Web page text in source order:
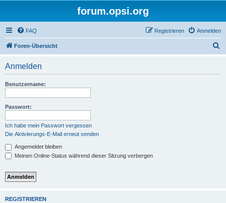
forum.opsi.org
FAQ Anmelden
Registrieren
Foren-Übersicht
Anmelden
Benutzername:
Passwort:
Ich habe mein Passwort vergessen
Die Aktivierungs-E-Mail erneut senden
Angemeldet bleiben
Meinen Online-Status während dieser Sitzung verbergen
REGISTRIEREN